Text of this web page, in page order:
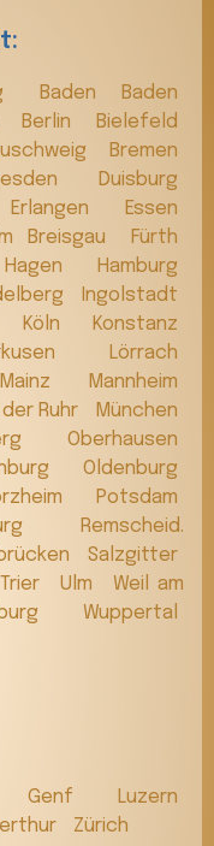
Baden Baden
Berlin
Bielefeld
Bremen
Duisburg
Erlangen
Essen
Breisgau
Fürth
Hagen
Hamburg
Ingolstadt
Köln
Konstanz
Lörrach
Mainz
Mannheim
Ruhr
München
Oberhausen
Oldenburg
Potsdam
Remscheid.
Salzgitter
Trier Ulm
Weil am
Wuppertal
Genf
Luzern
Zürich